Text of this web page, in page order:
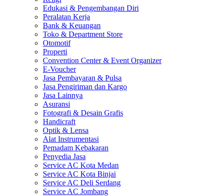
Edukasi & Pengembangan Diri
Peralatan Kerja
Bank & Keuangan
Toko & Department Store
Otomotif
Properti
Convention Center & Event Organizer
E-Voucher
Jasa Pembayaran & Pulsa
Jasa Pengiriman dan Kargo
Jasa Lainnya
Asuransi
Fotografi & Desain Grafis
Handicraft
Optik & Lensa
Alat Instrumentasi
Pemadam Kebakaran
Penyedia Jasa
Service AC Kota Medan
Service AC Kota Binjai
Service AC Deli Serdang
Service AC Jombang